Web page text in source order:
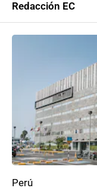
Redacción EC
Perú